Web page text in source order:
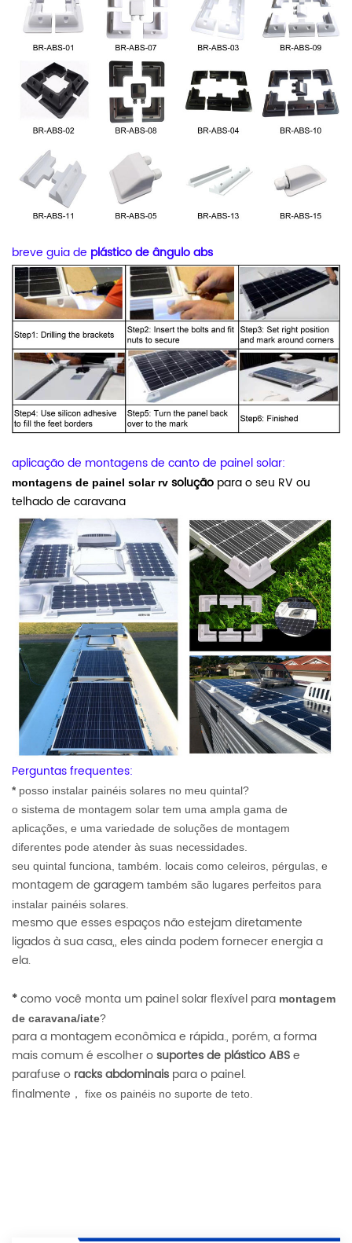
breve guia de plástico de ângulo abs
aplicação de montagens de canto de painel solar:
montagens de painel solar rv solução para o seu RV ou
telhado de caravana
Perguntas frequentes:
* posso instalar painéis solares no meu quintal?
o sistema de montagem solar tem uma ampla gama de
aplicações, e uma variedade de soluções de montagem
diferentes pode atender às suas necessidades.
seu quintal funciona, também. locais como celeiros, pérgulas, e
montagem de garagem também são lugares perfeitos para
instalar painéis solares.
mesmo que esses espaços não estejam diretamente
ligados à sua casa,, eles ainda podem fornecer energia a
ela.
*como você monta um painel solar flexível para montagem
de caravana/iate?
para a montagem econômica e rápida., porém, a forma
mais comum é escolher osuportes de plástico ABSe
parafuse o racks abdominais para o painel.
finalmente ， fixe os painéis no suporte de teto.